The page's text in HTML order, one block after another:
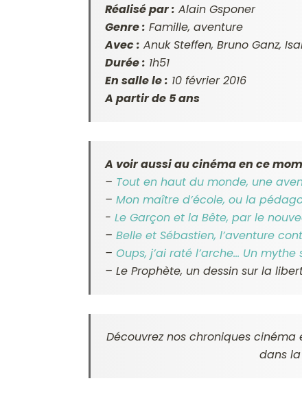
Réalisé par : Alain Gsponer
Genre : Famille, aventure
Avec : Anuk Steffen, Bruno Ganz,
Durée : 1h51
En salle le : 10 février 2016
A partir de 5 ans
A voir aussi au cinéma en ce
– Tout en haut du monde, une
– Mon maître d’école, ou la
- Le Garçon et la Bête, par le
– Belle et Sébastien, l’aventure
– Oups, j’ai raté l’arche… Un
– Le Prophète, un dessin sur la
Découvrez nos chroniques
dans